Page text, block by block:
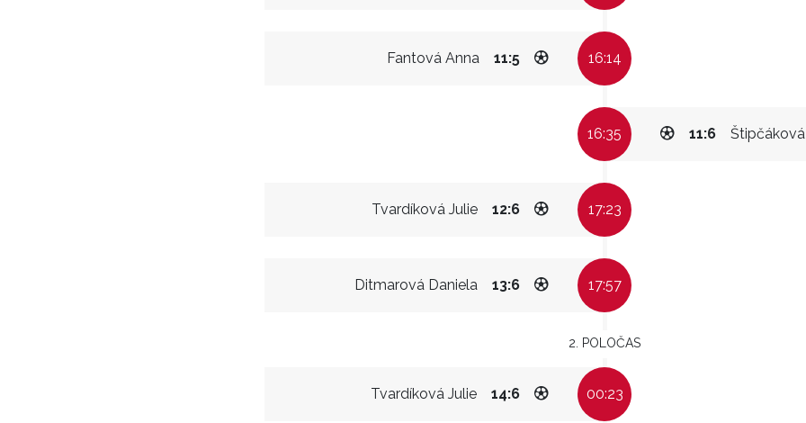
Fantová Anna 11:5 16:14
16:35 11:6
Tvardíková Julie 12:6 17:23
Ditmarová Daniela 13:6 17:57
2. POLOČAS
Tvardíková Julie 14:6 00:23